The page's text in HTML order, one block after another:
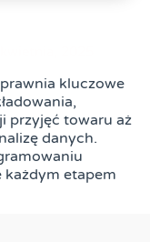
kluczowe
przyjęć towaru aż
danych.
każdym etapem